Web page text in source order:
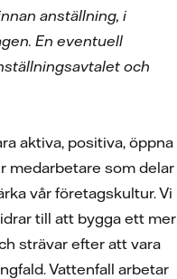
anställning, i
En eventuell
och
aktiva, positiva, öppna
medarbetare som delar
vår företagskultur. Vi
till att bygga ett mer
strävar efter att vara
Vattenfall arbetar